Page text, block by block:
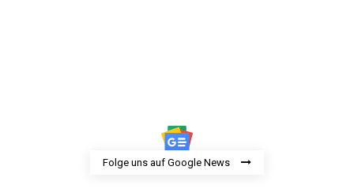
Folge uns auf Google News